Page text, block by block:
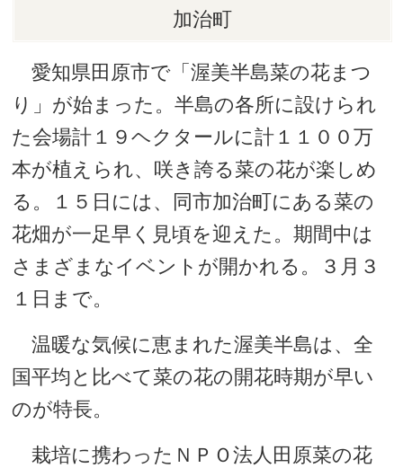
加治町
愛知県田原市で「渥美半島菜の花まつ
り」が始まった。半島の各所に設けられ
た会場計１９ヘクタールに計１１００万
本が植えられ、咲き誇る菜の花が楽しめ
る。１５日には、同市加治町にある菜の
花畑が一足早く見頃を迎えた。期間中は
さまざまなイベントが開かれる。３月３
１日まで。
温暖な気候に恵まれた渥美半島は、全
国平均と比べて菜の花の開花時期が早い
のが特長。
栽培に携わったＮＰＯ法人田原菜の花